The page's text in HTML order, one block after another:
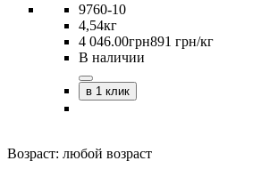
9760-10
4,54кг
4 046.00грн891 грн/кг
В наличии
в 1 клик
Возраст: любой возраст